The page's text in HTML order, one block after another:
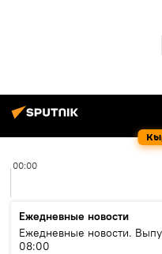
00:00
Ежедневные новости
Ежедневные новости.
08:00